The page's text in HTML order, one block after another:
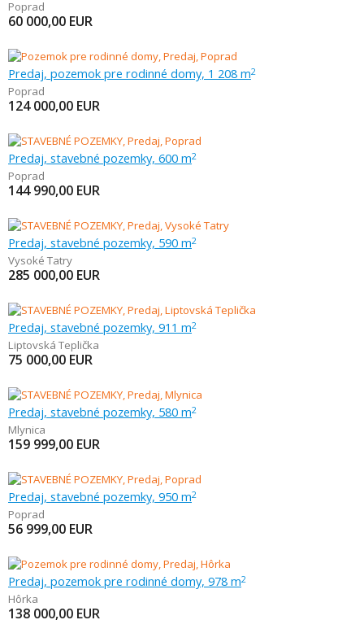
Poprad
60 000,00 EUR
Predaj, pozemok pre rodinné domy, 1 208 m2
Poprad
124 000,00 EUR
Predaj, stavebné pozemky, 600 m2
Poprad
144 990,00 EUR
Predaj, stavebné pozemky, 590 m2
Vysoké Tatry
285 000,00 EUR
Predaj, stavebné pozemky, 911 m2
Liptovská Teplička
75 000,00 EUR
Predaj, stavebné pozemky, 580 m2
Mlynica
159 999,00 EUR
Predaj, stavebné pozemky, 950 m2
Poprad
56 999,00 EUR
Predaj, pozemok pre rodinné domy, 978 m2
Hôrka
138 000,00 EUR